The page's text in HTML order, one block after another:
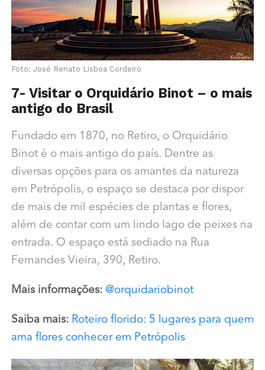
Foto: José Renato Lisboa Cordeiro
7- Visitar o Orquidário Binot – o mais
antigo do Brasil
Fundado em 1870, no Retiro, o Orquidário
Binot é o mais antigo do país. Dentre as
diversas opções para os amantes da natureza
em Petrópolis, o espaço se destaca por dispor
de mais de mil espécies de plantas e flores,
além de contar com um lindo lago de peixes na
entrada. O espaço está sediado na Rua
Fernandes Vieira, 390, Retiro.
Mais informações: @orquidariobinot
Saiba mais: Roteiro florido: 5 lugares para quem
ama flores conhecer em Petrópolis